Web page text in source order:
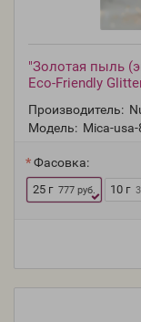
"Золотая пыль
Eco-Friendly
Производитель:
Модель: Mica-usa-
Фасовка:
25 г 777 руб. 10 г